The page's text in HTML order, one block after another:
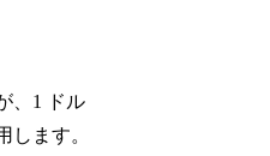
、1 ドル
します。